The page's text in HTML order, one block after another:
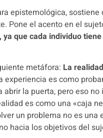
epistemológica,
Pone el acento en el
que cada individuo
metáfora: La
experiencia es como
la puerta, pero eso
es como una «caja
un problema no es
hacia los objetivos del